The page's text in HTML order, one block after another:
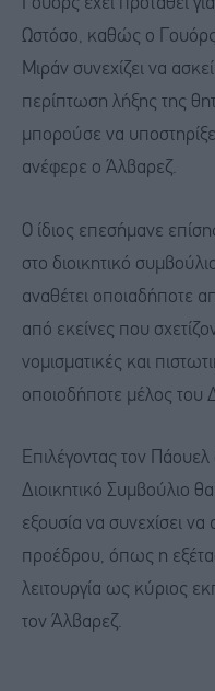
Γουόρς έχει προταθεί
Ωστόσο, καθώς ο
Μιράν συνεχίζει να
περίπτωση λήξης της
μπορούσε να
ανέφερε ο Άλβαρεζ.
Ο ίδιος επεσήμανε
στο διοικητικό
αναθέτει οποιαδήποτε
από εκείνες που
νομισματικές και
οποιοδήποτε μέλος του
Επιλέγοντας τον
Διοικητικό Συμβούλιο
εξουσία να συνεχίσει
προέδρου, όπως η
λειτουργία ως κύριος
τον Άλβαρεζ.